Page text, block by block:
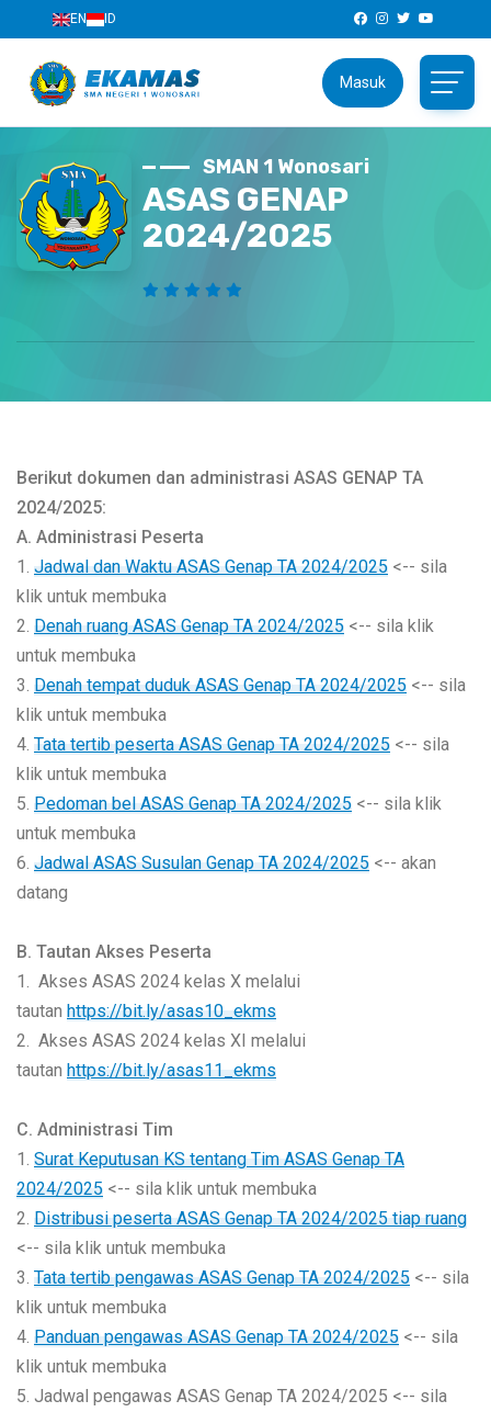
EN ID
Masuk
SMAN 1 Wonosari
ASAS GENAP
2024/2025
Berikut dokumen dan administrasi ASAS GENAP TA
2024/2025:
A. Administrasi Peserta
1. Jadwal dan Waktu ASAS Genap TA 2024/2025 <-- sila
klik untuk membuka
2. Denah ruang ASAS Genap TA 2024/2025 <-- sila klik
untuk membuka
3. Denah tempat duduk ASAS Genap TA 2024/2025 <-- sila
klik untuk membuka
4. Tata tertib peserta ASAS Genap TA 2024/2025 <-- sila
klik untuk membuka
5. Pedoman bel ASAS Genap TA 2024/2025 <-- sila klik
untuk membuka
6. Jadwal ASAS Susulan Genap TA 2024/2025 <-- akan
datang
B. Tautan Akses Peserta
1. Akses ASAS 2024 kelas X melalui
tautan https://bit.ly/asas10_ekms
2. Akses ASAS 2024 kelas XI melalui
tautan https://bit.ly/asas11_ekms
C. Administrasi Tim
1. Surat Keputusan KS tentang Tim ASAS Genap TA
2024/2025 <-- sila klik untuk membuka
2. Distribusi peserta ASAS Genap TA 2024/2025 tiap ruang
<-- sila klik untuk membuka
3. Tata tertib pengawas ASAS Genap TA 2024/2025 <-- sila
klik untuk membuka
4. Panduan pengawas ASAS Genap TA 2024/2025 <-- sila
klik untuk membuka
5. Jadwal pengawas ASAS Genap TA 2024/2025 <-- sila